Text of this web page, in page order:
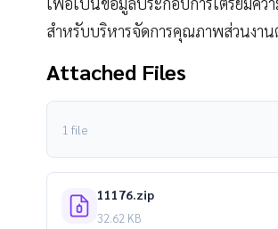
สำหรับบริหารจัดการคุณภาพส่วนงาน
Attached Files
1 file
11176.zip
32.62 KB